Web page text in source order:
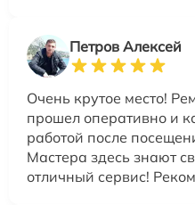
Петров Алексей
Очень крутое место!
прошел оперативно и
работой после
Мастера здесь знают
отличный сервис!